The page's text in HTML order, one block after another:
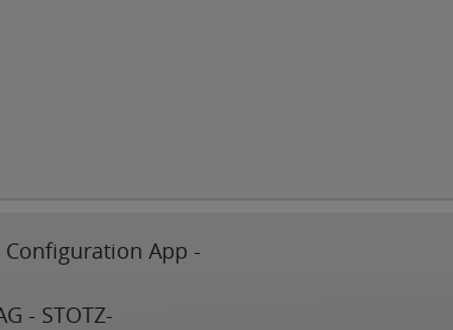
Configuration App -
- STOTZ-